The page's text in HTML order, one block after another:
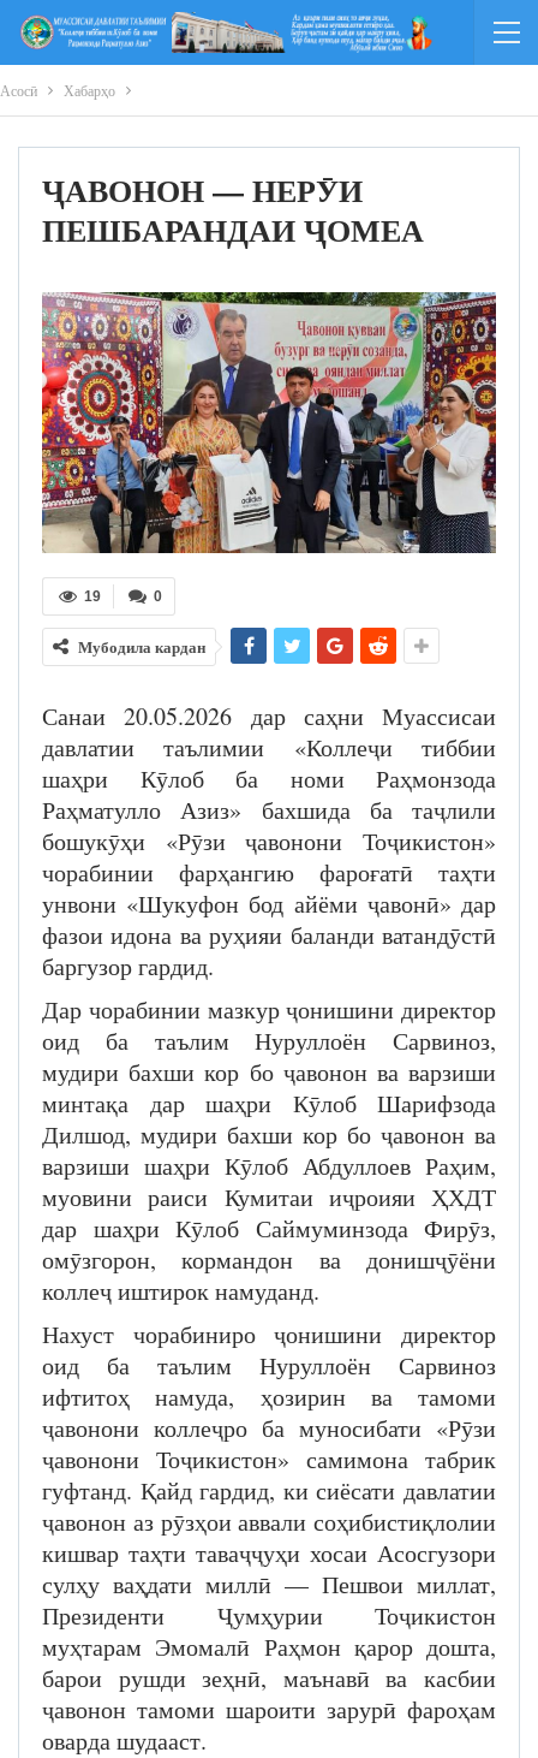
Асосӣ Хабарҳо
ҶАВОНОН — НЕРӮИ
ПЕШБАРАНДАИ ҶОМЕА
0
19
Мубодила кардан
Санаи 20.05.2026 дар саҳни Муассисаи
давлатии таълимии «Коллеҷи тиббии
шаҳри Кӯлоб ба номи Раҳмонзода
Раҳматулло Азиз» бахшида ба таҷлили
бошукӯҳи «Рӯзи ҷавонони Тоҷикистон»
чорабинии фарҳангию фароғатӣ таҳти
унвони «Шукуфон бод айёми ҷавонӣ» дар
фазои идона ва руҳияи баланди ватандӯстӣ
баргузор гардид.
Дар чорабинии мазкур ҷонишини директор
оид ба таълим Нуруллоён Сарвиноз,
мудири бахши кор бо ҷавонон ва варзиши
минтақа дар шаҳри Кӯлоб Шарифзода
Дилшод, мудири бахши кор бо ҷавонон ва
варзиши шаҳри Кӯлоб Абдуллоев Раҳим,
муовини раиси Кумитаи иҷроияи ҲХДТ
дар шаҳри Кӯлоб Саймуминзода Фирӯз,
омӯзгорон, кормандон ва донишҷӯёни
коллеҷ иштирок намуданд.
Нахуст чорабиниро ҷонишини директор
оид ба таълим Нуруллоён Сарвиноз
ифтитоҳ намуда, ҳозирин ва тамоми
ҷавонони коллеҷро ба муносибати «Рӯзи
ҷавонони Тоҷикистон» самимона табрик
гуфтанд. Қайд гардид, ки сиёсати давлатии
ҷавонон аз рӯзҳои аввали соҳибистиқлолии
кишвар таҳти таваҷҷуҳи хосаи Асосгузори
сулҳу ваҳдати миллӣ — Пешвои миллат,
Президенти Ҷумҳурии Тоҷикистон
муҳтарам Эмомалӣ Раҳмон қарор дошта,
барои рушди зеҳнӣ, маънавӣ ва касбии
ҷавонон тамоми шароити зарурӣ фароҳам
оварда шудааст.